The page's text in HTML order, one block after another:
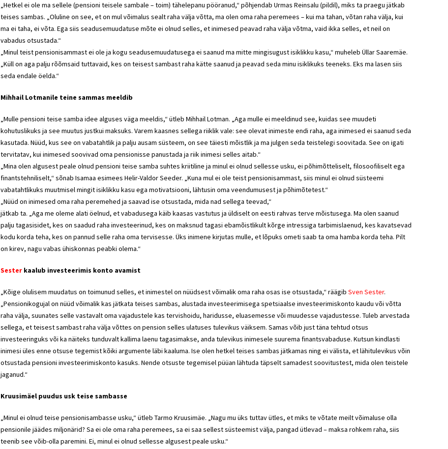
„Hetkel ei ole ma sellele (pensioni teisele sambale – toim) tähelepanu pööranud,“ põhjendab Urmas Reinsalu (pildil), miks ta praegu jätkab
teises sambas. „Oluline on see, et on mul võimalus sealt raha välja võtta, ma olen oma raha peremees – kui ma tahan, võtan raha välja, kui
ma ei taha, ei võta. Ega siis seadusemuudatuse mõte ei olnud selles, et inimesed peavad raha välja võtma, vaid ikka selles, et neil on
vabadus otsustada.“
„Minul teist pensionisammast ei ole ja kogu seadusemuudatusega ei saanud ma mitte mingisugust isiklikku kasu,“ muheleb Üllar Saaremäe.
„Küll on aga palju rõõmsaid tuttavaid, kes on teisest sambast raha kätte saanud ja peavad seda minu isiklikuks teeneks. Eks ma lasen siis
seda endale öelda.“
Mihhail Lotmanile teine sammas meeldib
„Mulle pensioni teise samba idee alguses väga meeldis,“ ütleb Mihhail Lotman. „Aga mulle ei meeldinud see, kuidas see muudeti
kohutuslikuks ja see muutus justkui maksuks. Varem kaasnes sellega riiklik vale: see olevat inimeste endi raha, aga inimesed ei saanud seda
kasutada. Nüüd, kus see on vabatahtlik ja palju ausam süsteem, on see täiesti mõistlik ja ma julgen seda teistelegi soovitada. See on igati
tervitatav, kui inimesed soovivad oma pensionisse panustada ja riik inimesi selles aitab.“
„Mina olen algusest peale olnud pensioni teise samba suhtes kriitiline ja minul ei olnud sellesse usku, ei põhimõtteliselt, filosoofiliselt ega
finantstehniliselt,“ sõnab Isamaa esimees Helir-Valdor Seeder. „Kuna mul ei ole teist pensionisammast, siis minul ei olnud süsteemi
vabatahtlikuks muutmisel mingit isiklikku kasu ega motivatsiooni, lähtusin oma veendumusest ja põhimõtetest.“
„Nüüd on inimesed oma raha peremehed ja saavad ise otsustada, mida nad sellega teevad,“
jätkab ta. „Aga me oleme alati öelnud, et vabadusega käib kaasas vastutus ja üldiselt on eesti rahvas terve mõistusega. Ma olen saanud
palju tagasisidet, kes on saadud raha investeerinud, kes on maksnud tagasi ebamõistlikult kõrge intressiga tarbimislaenud, kes kavatsevad
kodu korda teha, kes on pannud selle raha oma tervisesse. Üks inimene kirjutas mulle, et lõpuks ometi saab ta oma hamba korda teha. Pilt
on kirev, nagu vabas ühiskonnas peabki olema.“
Sester kaalub investeerimis konto avamist
„Kõige olulisem muudatus on toimunud selles, et inimestel on nüüdsest võimalik oma raha osas ise otsustada,“ räägib Sven Sester.
„Pensionikogujal on nüüd võimalik kas jätkata teises sambas, alustada investeerimisega spetsiaalse investeerimiskonto kaudu või võtta
raha välja, suunates selle vastavalt oma vajadustele kas tervishoidu, haridusse, eluasemesse või muudesse vajadustesse. Tuleb arvestada
sellega, et teisest sambast raha välja võttes on pension selles ulatuses tulevikus väiksem. Samas võib just täna tehtud otsus
investeeringuks või ka näiteks tunduvalt kallima laenu tagasimakse, anda tulevikus inimesele suurema finantsvabaduse. Kutsun kindlasti
inimesi üles enne otsuse tegemist kõiki argumente läbi kaaluma. Ise olen hetkel teises sambas jätkamas ning ei välista, et lähitulevikus võin
otsustada pensioni investeerimiskonto kasuks. Nende otsuste tegemisel püüan lähtuda täpselt samadest soovitustest, mida olen teistele
jaganud.“
Kruusimäel puudus usk teise sambasse
„Minul ei olnud teise pensionisambasse usku,“ ütleb Tarmo Kruusimäe. „Nagu mu üks tuttav ütles, et miks te võtate meilt võimaluse olla
pensionile jäädes miljonärid? Sa ei ole oma raha peremees, sa ei saa sellest süsteemist välja, pangad ütlevad – maksa rohkem raha, siis
teenib see võib-olla paremini. Ei, minul ei olnud sellesse algusest peale usku.“